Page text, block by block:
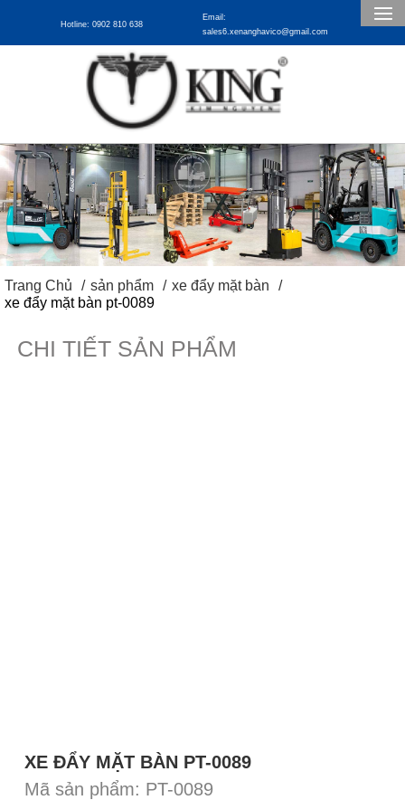
Hotline: 0902 810 638
Email:
sales6.xenanghavico@gmail.com
Trang Chủ sản phẩm
xe đẩy mặt bàn
xe đẩy mặt bàn pt-0089
CHI TIẾT SẢN PHẨM
XE ĐẨY MẶT BÀN PT-0089
Mã sản phẩm: PT-0089